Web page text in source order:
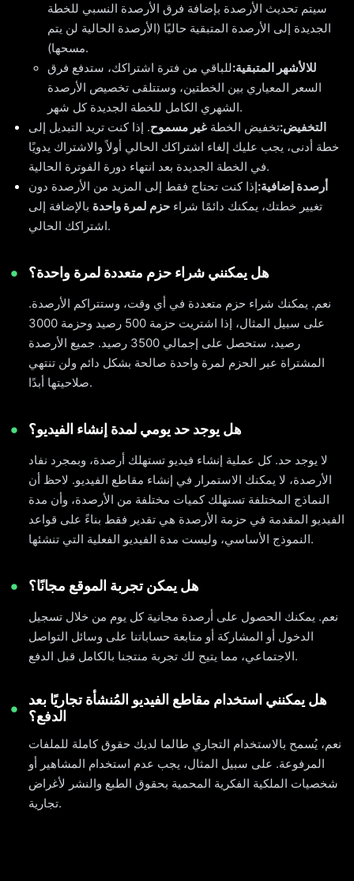
سيتم تحديث الأرصدة بإضافة فرق الأرصدة النسبي للخطة
الجديدة إلى الأرصدة المتبقية حاليًا (الأرصدة الحالية لن يتم
مسحها).
للالأشهر المتبقية:للباقي من فترة اشتراكك، ستدفع فرق
السعر المعياري بين الخطتين، وستتلقى تخصيص الأرصدة
الشهري الكامل للخطة الجديدة كل شهر.
التخفيض:تخفيض الخطة غير مسموح. إذا كنت تريد التبديل إلى
خطة أدنى، يجب عليك إلغاء اشتراكك الحالي أولاً والاشتراك يدويًا
في الخطة الجديدة بعد انتهاء دورة الفوترة الحالية.
أرصدة إضافية:إذا كنت تحتاج فقط إلى المزيد من الأرصدة دون
تغيير خطتك، يمكنك دائمًا شراء حزم لمرة واحدة بالإضافة إلى
اشتراكك الحالي.
هل يمكنني شراء حزم متعددة لمرة واحدة؟
نعم. يمكنك شراء حزم متعددة في أي وقت، وستتراكم الأرصدة.
على سبيل المثال، إذا اشتريت حزمة 500 رصيد وحزمة 3000
رصيد، ستحصل على إجمالي 3500 رصيد. جميع الأرصدة
المشتراة عبر الحزم لمرة واحدة صالحة بشكل دائم ولن تنتهي
صلاحيتها أبدًا.
هل يوجد حد يومي لمدة إنشاء الفيديو؟
لا يوجد حد. كل عملية إنشاء فيديو تستهلك أرصدة، وبمجرد نفاد
الأرصدة، لا يمكنك الاستمرار في إنشاء مقاطع الفيديو. لاحظ أن
النماذج المختلفة تستهلك كميات مختلفة من الأرصدة، وأن مدة
الفيديو المقدمة في حزمة الأرصدة هي تقدير فقط بناءً على قواعد
النموذج الأساسي، وليست مدة الفيديو الفعلية التي تنشئها.
هل يمكن تجربة الموقع مجانًا؟
نعم. يمكنك الحصول على أرصدة مجانية كل يوم من خلال تسجيل
الدخول أو المشاركة أو متابعة حساباتنا على وسائل التواصل
الاجتماعي، مما يتيح لك تجربة منتجنا بالكامل قبل الدفع.
هل يمكنني استخدام مقاطع الفيديو المُنشأة تجاريًا بعد
الدفع؟
نعم، يُسمح بالاستخدام التجاري طالما لديك حقوق كاملة للملفات
المرفوعة. على سبيل المثال، يجب عدم استخدام المشاهير أو
شخصيات الملكية الفكرية المحمية بحقوق الطبع والنشر لأغراض
تجارية.